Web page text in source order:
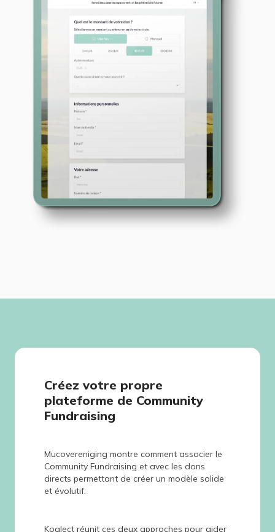
Créez votre propre
plateforme de Community
Fundraising
Mucovereniging montre comment associer le
Community Fundraising et avec les dons
directs permettant de créer un modèle solide
et évolutif.
Koalect réunit ces deux approches pour aider